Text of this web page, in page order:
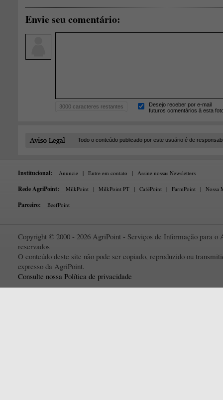
Envie seu comentário:
3000 caracteres restantes
Desejo receber por e-mail
futuros comentários à esta
Todo o conteúdo publicado por este usuário é de
Institucional: Anuncie | Entre em contato | Assine nossas Newsletters
Rede AgriPoint: MilkPoint | MilkPoint PT | CaféPoint | FarmPoint | Nossa
Parceiro: BeefPoint
Copyright © 2000 - 2026 AgriPoint - Serviços de Informação para o
reservados
O conteúdo deste site não pode ser copiado, reproduzido ou
expresso da AgriPoint.
Consulte nossa Política de privacidade